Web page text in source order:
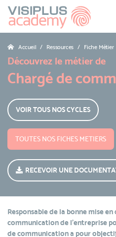
Accueil Ressources Fiche Métier
Découvrez le métier de
Chargé de
VOIR TOUS NOS CYCLES
TOUTES NOS FICHES METIERS
RECEVOIR UNE
Responsable de la bonne mise
communication de l’entreprise
de communication a pour